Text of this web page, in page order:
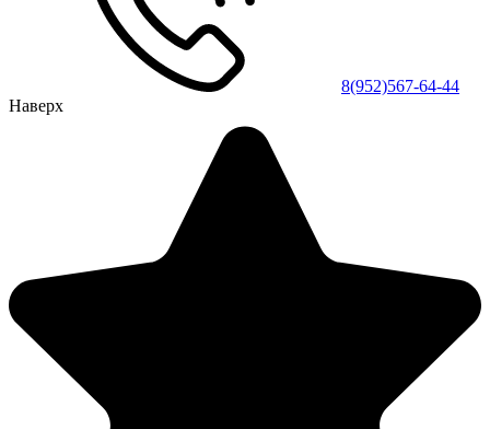
8(952)567-64-44
Наверх